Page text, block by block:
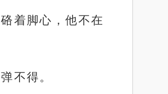
着脚心，他不在
不得。